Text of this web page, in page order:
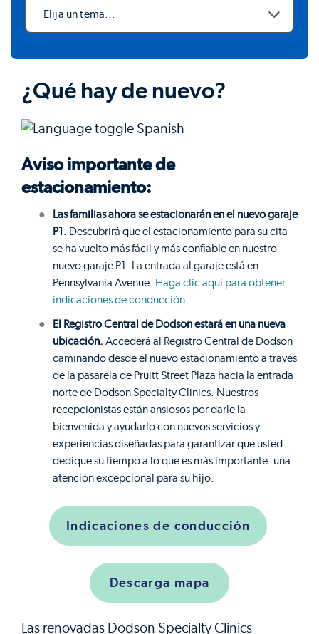
Elija un tema...
¿Qué hay de nuevo?
Aviso importante de
estacionamiento:
Las familias ahora se estacionarán en el nuevo garaje
P1. Descubrirá que el estacionamiento para su cita
se ha vuelto más fácil y más confiable en nuestro
nuevo garaje P1. La entrada al garaje está en
Pennsylvania Avenue.
Haga clic aquí para obtener
indicaciones de conducción.
El Registro Central de Dodson estará en una nueva
ubicación. Accederá al Registro Central de Dodson
caminando desde el nuevo estacionamiento a través
de la pasarela de Pruitt Street Plaza hacia la entrada
norte de Dodson Specialty Clinics. Nuestros
recepcionistas están ansiosos por darle la
bienvenida y ayudarlo con nuevos servicios y
experiencias diseñadas para garantizar que usted
dedique su tiempo a lo que es más importante: una
atención excepcional para su hijo.
Indicaciones de conducción
Descarga mapa
Las renovadas Dodson Specialty Clinics